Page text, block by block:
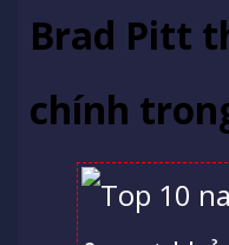
Brad Pitt
chính